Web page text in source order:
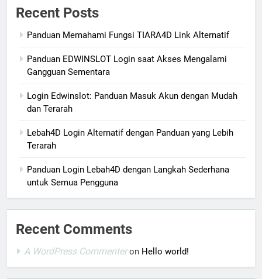
Recent Posts
Panduan Memahami Fungsi TIARA4D Link Alternatif
Panduan EDWINSLOT Login saat Akses Mengalami
Gangguan Sementara
Login Edwinslot: Panduan Masuk Akun dengan Mudah
dan Terarah
Lebah4D Login Alternatif dengan Panduan yang Lebih
Terarah
Panduan Login Lebah4D dengan Langkah Sederhana
untuk Semua Pengguna
Recent Comments
A WordPress Commenteron Hello world!